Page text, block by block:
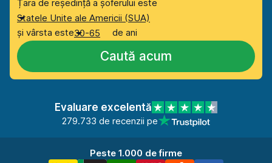
Țara de reședință a șoferului este
Statele Unite ale Americii (SUA)
și vârsta este30-65 de ani
Caută acum
Evaluare excelentă
279.733 de recenzii pe
Peste 1.000 de firme